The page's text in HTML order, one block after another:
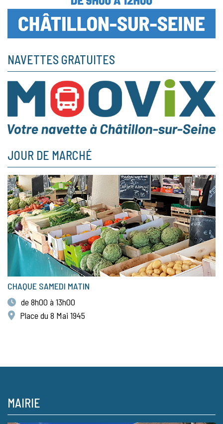
NAVETTES GRATUITES
JOUR DE MARCHÉ
CHAQUE SAMEDI MATIN
de 8h00 à 13h00
Place du 8 Mai 1945
MAIRIE